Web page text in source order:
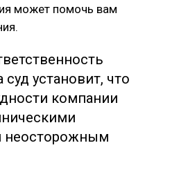
может помочь вам
суд установит, что
компании
неосторожным